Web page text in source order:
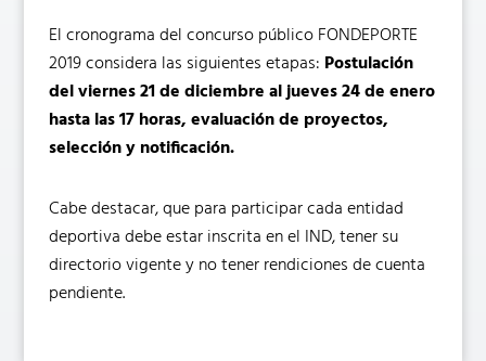
El cronograma del concurso público FONDEPORTE
2019 considera las siguientes etapas: Postulación
del viernes 21 de diciembre al jueves 24 de enero
hasta las 17 horas, evaluación de proyectos,
selección y notificación.
Cabe destacar, que para participar cada entidad
deportiva debe estar inscrita en el IND, tener su
directorio vigente y no tener rendiciones de cuenta
pendiente.